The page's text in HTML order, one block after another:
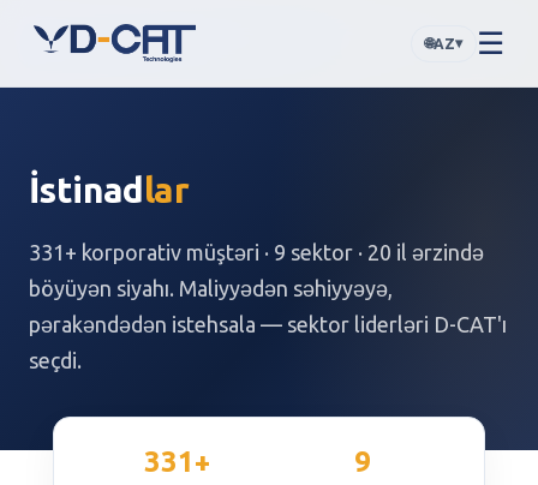
🌐AZ▾ ☰
İstinadlar
331+ korporativ müştəri · 9 sektor · 20 il ərzində
böyüyən siyahı. Maliyyədən səhiyyəyə,
pərakəndədən istehsala — sektor liderləri D-CAT'ı
seçdi.
331+ 9